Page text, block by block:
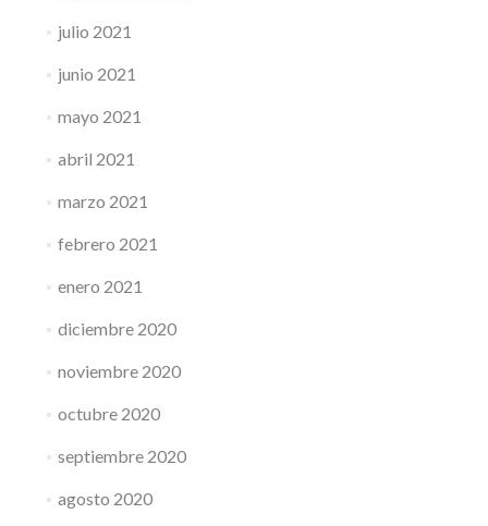
julio 2021
junio 2021
mayo 2021
abril 2021
marzo 2021
febrero 2021
enero 2021
diciembre 2020
noviembre 2020
octubre 2020
septiembre 2020
agosto 2020